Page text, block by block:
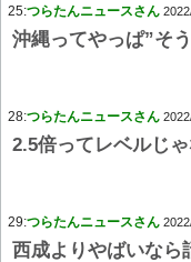
25:つらたんニュースさん
沖縄ってやっぱ”そ
28:つらたんニュースさん
2.5倍ってレベルじ
29:つらたんニュースさん
西成よりやばいなら